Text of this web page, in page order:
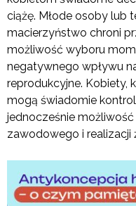
ciążę. Młode osoby lub
macierzyństwo chroni
możliwość wyboru
negatywnego wpływu
reprodukcyjne. Kobiety,
mogą świadomie
jednocześnie
zawodowego i realizacji